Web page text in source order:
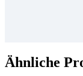
Ähnliche